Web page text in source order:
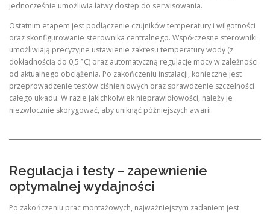
jednocześnie umożliwia łatwy dostęp do serwisowania.
Ostatnim etapem jest podłączenie czujników temperatury i wilgotności
oraz skonfigurowanie sterownika centralnego. Współczesne sterowniki
umożliwiają precyzyjne ustawienie zakresu temperatury wody (z
dokładnością do 0,5 °C) oraz automatyczną regulację mocy w zależności
od aktualnego obciążenia. Po zakończeniu instalacji, konieczne jest
przeprowadzenie testów ciśnieniowych oraz sprawdzenie szczelności
całego układu. W razie jakichkolwiek nieprawidłowości, należy je
niezwłocznie skorygować, aby uniknąć późniejszych awarii.
Regulacja i testy – zapewnienie
optymalnej wydajności
Po zakończeniu prac montażowych, najważniejszym zadaniem jest